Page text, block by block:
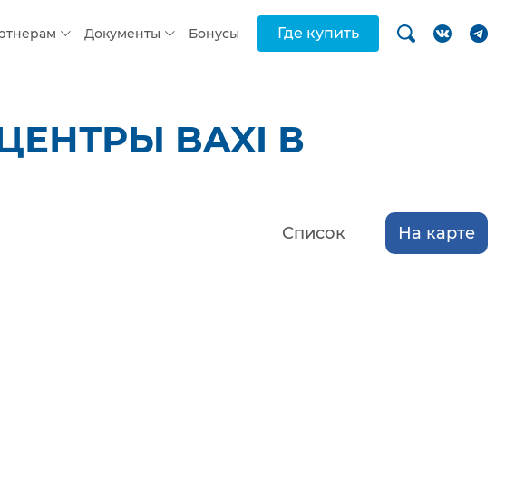
Документы Бонусы Где купить
BAXI В
Список На карте